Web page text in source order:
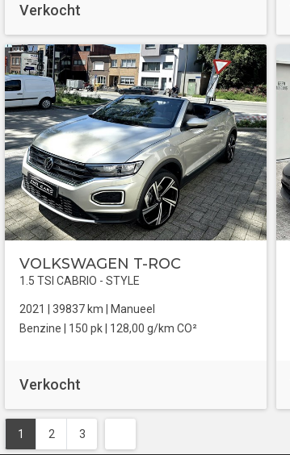
Verkocht
VOLKSWAGEN T-ROC
1.5 TSI CABRIO - STYLE
2021 | 39837 km |
Manueel
Benzine | 150 pk | 128,00 g/km CO²
Verkocht
1 2 3